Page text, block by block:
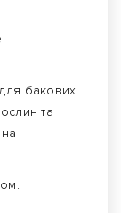
бакових
та